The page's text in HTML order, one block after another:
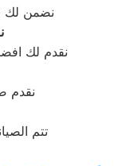
نضمن لك
نقدم لك
نقدم ضمان 6 شهور
تتم